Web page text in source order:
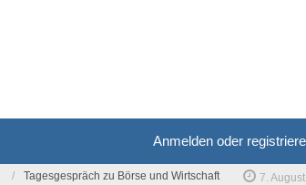
Anmelden oder
Tagesgespräch zu Börse und Wirtschaft 7.